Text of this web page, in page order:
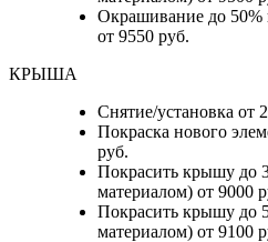
Окрашивание до 50%
от 9550 руб.
КРЫША
Снятие/установка от
Покраска нового
руб.
Покрасить крышу до
материалом) от 9000
Покрасить крышу до
материалом) от 9100